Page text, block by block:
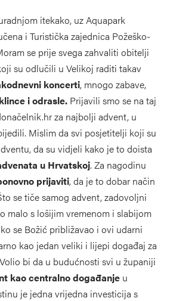
itekako, uz Aquapark
i Turistička zajednica Požeško-
se prije svega zahvaliti obitelji
su odlučili u Velikoj raditi takav
koncerti, mnogo zabave,
i odrasle. Prijavili smo se na taj
za najbolji advent, u
Mislim da svi posjetitelji koji su
da su vidjeli kako je to doista
u Hrvatskoj. Za nagodinu
prijaviti, da je to dobar način
se tiče samog advent, zadovoljni
malo s lošijim vremenom i slabijom
se Božić približavao i ovi udarni
kao jedan veliki i lijepi događaj za
bi da u budućnosti svi u županiji
kao centralno događanje u
je jedna vrijedna investicija s